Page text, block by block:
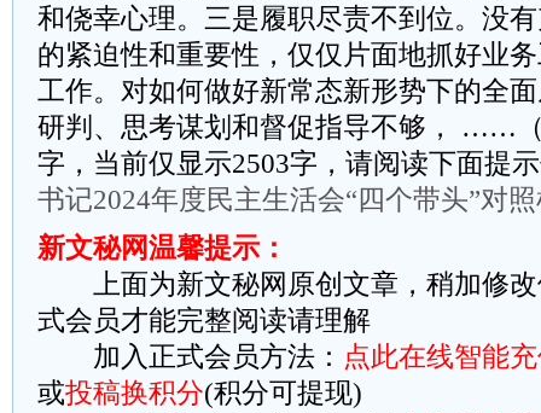
和侥幸心理。三是履职尽责不到位。没
的紧迫性和重要性，仅仅片面地抓好业
工作。对如何做好新常态新形势下的全
研判、思考谋划和督促指导不够， ……
字，当前仅显示2503字，请阅读下面提
书记2024年度民主生活会“四个带头”对
新文秘网温馨提示：
上面为新文秘网原创文章，稍加修改
式会员才能完整阅读请理解
加入正式会员方法： 点此在线智能
或投稿换积分(积分可提现)